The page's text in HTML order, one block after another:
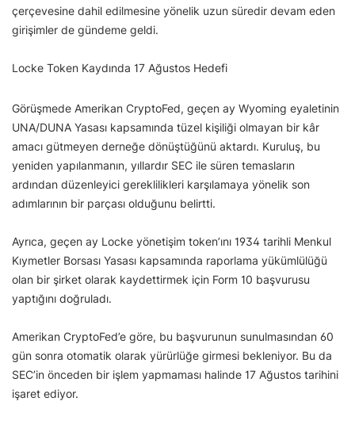
çerçevesine dahil edilmesine yönelik uzun süredir devam eden
girişimler de gündeme geldi.
Locke Token Kaydında 17 Ağustos Hedefi
Görüşmede Amerikan CryptoFed, geçen ay Wyoming eyaletinin
UNA/DUNA Yasası kapsamında tüzel kişiliği olmayan bir kâr
amacı gütmeyen derneğe dönüştüğünü aktardı. Kuruluş, bu
yeniden yapılanmanın, yıllardır SEC ile süren temasların
ardından düzenleyici gereklilikleri karşılamaya yönelik son
adımlarının bir parçası olduğunu belirtti.
Ayrıca, geçen ay Locke yönetişim token’ını 1934 tarihli Menkul
Kıymetler Borsası Yasası kapsamında raporlama yükümlülüğü
olan bir şirket olarak kaydettirmek için Form 10 başvurusu
yaptığını doğruladı.
Amerikan CryptoFed’e göre, bu başvurunun sunulmasından 60
gün sonra otomatik olarak yürürlüğe girmesi bekleniyor. Bu da
SEC’in önceden bir işlem yapmaması halinde 17 Ağustos tarihini
işaret ediyor.